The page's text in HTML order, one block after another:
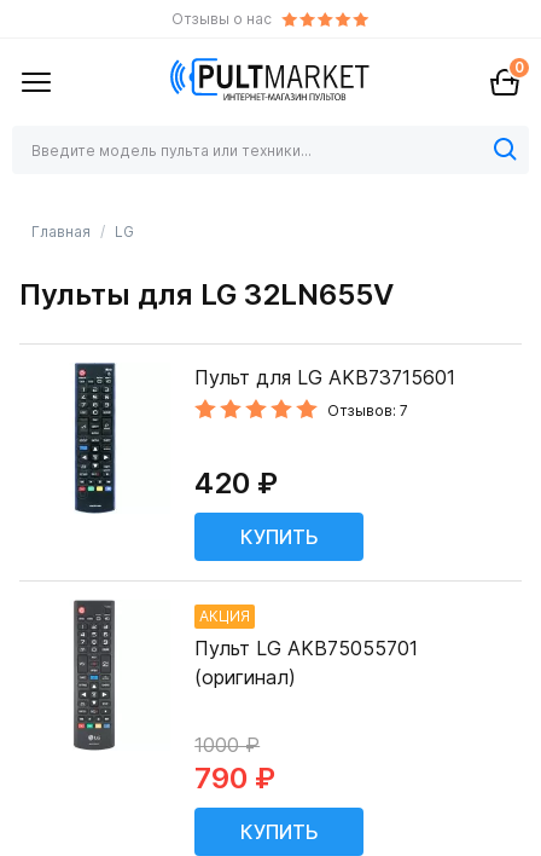
Отзывы о нас
0
Главная LG
Пульты для LG 32LN655V
Пульт для LG AKB73715601
Отзывов: 7
420 ₽
АКЦИЯ
Пульт LG AKB75055701
(оригинал)
1000 ₽
790 ₽